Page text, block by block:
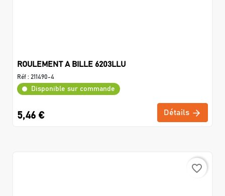
ROULEMENT A BILLE 6203LLU
Réf : 211490-4
Disponible sur commande
5,46 € Détails
favorite_border